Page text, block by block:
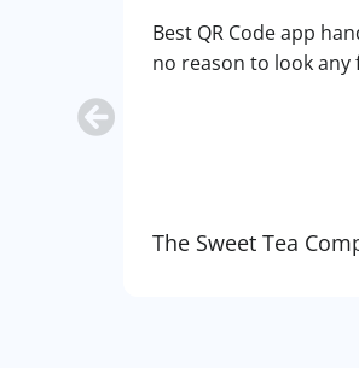
Best QR Code app
no reason to look any
The Sweet Tea